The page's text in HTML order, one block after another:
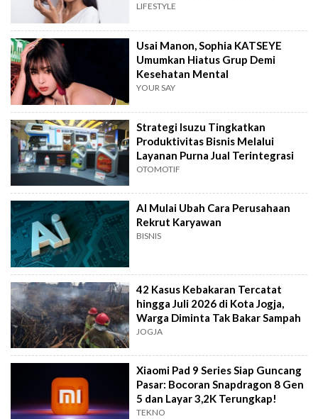
LIFESTYLE
Usai Manon, Sophia KATSEYE
Umumkan Hiatus Grup Demi
Kesehatan Mental
YOUR SAY
Strategi Isuzu Tingkatkan
Produktivitas Bisnis Melalui
Layanan Purna Jual Terintegrasi
OTOMOTIF
AI Mulai Ubah Cara Perusahaan
Rekrut Karyawan
BISNIS
42 Kasus Kebakaran Tercatat
hingga Juli 2026 di Kota Jogja,
Warga Diminta Tak Bakar Sampah
JOGJA
Xiaomi Pad 9 Series Siap Guncang
Pasar: Bocoran Snapdragon 8 Gen
5 dan Layar 3,2K Terungkap!
TEKNO